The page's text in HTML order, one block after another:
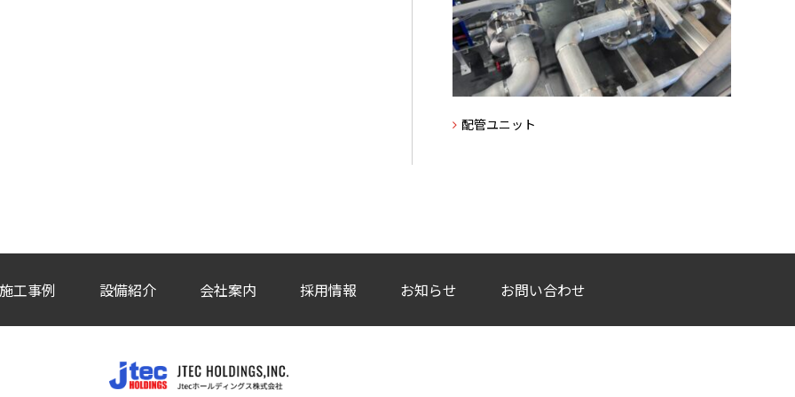
配管ユニット
施工事例 設備紹介 会社案内 採用情報 お知らせ お問い合わせ